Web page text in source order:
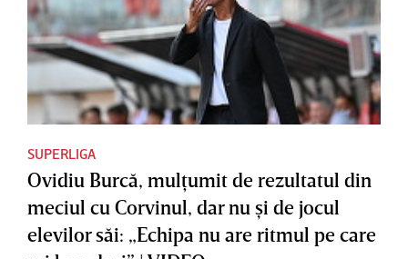
SUPERLIGA
Ovidiu Burcă, mulţumit de rezultatul din
meciul cu Corvinul, dar nu şi de jocul
elevilor săi: „Echipa nu are ritmul pe care